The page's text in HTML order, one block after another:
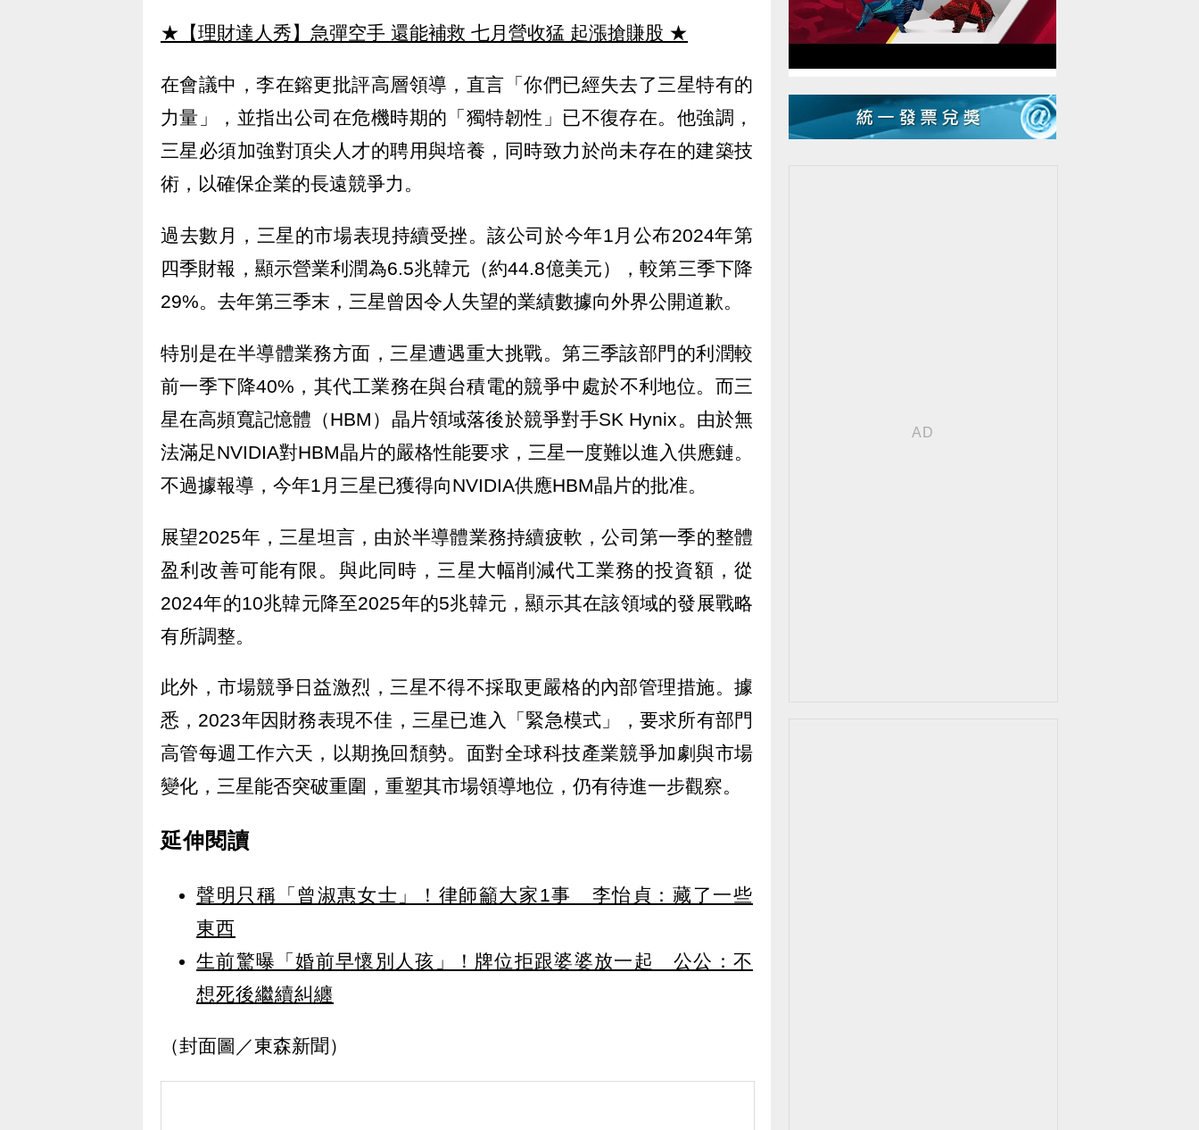
★【理財達人秀】急彈空手 還能補救 七月營收猛 起漲搶賺股 ★
在會議中，李在鎔更批評高層領導，直言「你們已經失去了三星特有的
力量」，並指出公司在危機時期的「獨特韌性」已不復存在。他強調，
三星必須加強對頂尖人才的聘用與培養，同時致力於尚未存在的建築技
術，以確保企業的長遠競爭力。
過去數月，三星的市場表現持續受挫。該公司於今年1月公布2024年第
四季財報，顯示營業利潤為6.5兆韓元（約44.8億美元），較第三季下降
29%。去年第三季末，三星曾因令人失望的業績數據向外界公開道歉。
特別是在半導體業務方面，三星遭遇重大挑戰。第三季該部門的利潤較
前一季下降40%，其代工業務在與台積電的競爭中處於不利地位。而三
星在高頻寬記憶體（HBM）晶片領域落後於競爭對手SK Hynix。由於無
法滿足NVIDIA對HBM晶片的嚴格性能要求，三星一度難以進入供應鏈。
不過據報導，今年1月三星已獲得向NVIDIA供應HBM晶片的批准。
展望2025年，三星坦言，由於半導體業務持續疲軟，公司第一季的整體
盈利改善可能有限。與此同時，三星大幅削減代工業務的投資額，從
2024年的10兆韓元降至2025年的5兆韓元，顯示其在該領域的發展戰略
有所調整。
此外，市場競爭日益激烈，三星不得不採取更嚴格的內部管理措施。據
悉，2023年因財務表現不佳，三星已進入「緊急模式」，要求所有部門
高管每週工作六天，以期挽回頹勢。面對全球科技產業競爭加劇與市場
變化，三星能否突破重圍，重塑其市場領導地位，仍有待進一步觀察。
延伸閱讀
聲明只稱「曾淑惠女士」！律師籲大家1事 李怡貞：藏了一些
東西
生前驚曝「婚前早懷別人孩」！牌位拒跟婆婆放一起 公公：不
想死後繼續糾纏
（封面圖／東森新聞）